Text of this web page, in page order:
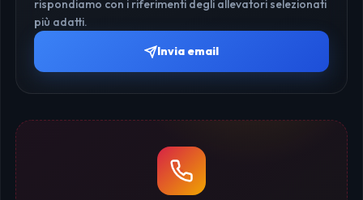
rispondiamo con i riferimenti degli allevatori selezionati
più adatti.
Invia email